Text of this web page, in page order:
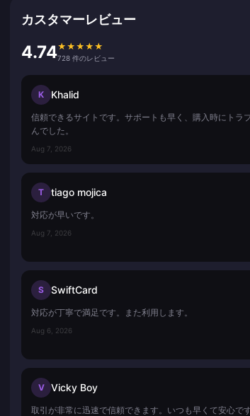
カスタマーレビュー
4.74★ ★ ★ ★ ★
728 件のレビュー
K Khalid
信頼できるサイトです。サポートも早く、購入時にトラ
んでした。
Aug 7, 2026
T tiago mojica
対応が早いです。
Aug 7, 2026
S SwiftCard
対応が丁寧で満足です。また利用します。
Aug 6, 2026
V Vicky Boy
取引が非常に迅速で信頼できます。いつも早くて安心です